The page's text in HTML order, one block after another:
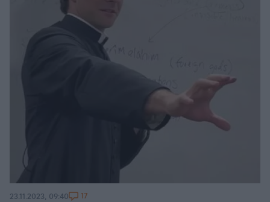
23.11.2023, 09:40 17